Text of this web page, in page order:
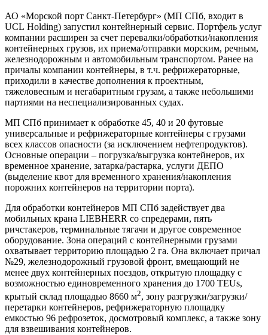
АО «Морской порт Санкт-Петербург» (МП СПб, входит в
UCL Holding) запустил контейнерный сервис. Портфель услуг
компании расширен за счет перевалки/обработки/накопления
контейнерных грузов, их приема/отправки морским, речным,
железнодорожным и автомобильным транспортом. Ранее на
причалы компании контейнеры, в т.ч. рефрижераторные,
приходили в качестве дополнения к проектным,
тяжеловесным и негабаритным грузам, а также небольшими
партиями на неспециализированных судах.
МП СПб принимает к обработке 45, 40 и 20 футовые
универсальные и рефрижераторные контейнеры с грузами
всех классов опасности (за исключением нефтепродуктов).
Основные операции – погрузка/выгрузка контейнеров, их
временное хранение, затарка/растарка, услуги ДЕПО
(выделение квот для временного хранения/накопления
порожних контейнеров на территории порта).
Для обработки контейнеров МП СПб задействует два
мобильных крана LIEBHERR со спредерами, пять
ричстакеров, терминальные тягачи и другое современное
оборудование. Зона операций с контейнерными грузами
охватывает территорию площадью 2 га. Она включает причал
№29, железнодорожный грузовой фронт, вмещающий не
менее двух контейнерных поездов, открытую площадку с
возможностью единовременного хранения до 1700 TEUs,
крытый склад площадью 8660 м2, зону разгрузки/загрузки/
перетарки контейнеров, рефрижераторную площадку
емкостью 96 рефрозеток, досмотровый комплекс, а также зону
для взвешивания контейнеров.